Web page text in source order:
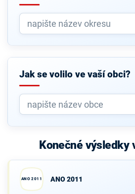
Jak se volilo ve vaší obci?
Konečné výsledky
ANO 2011 ANO 2011